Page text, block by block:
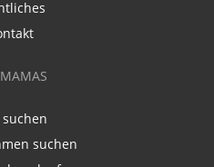
suchen
suchen